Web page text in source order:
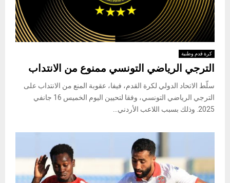
كرة قدم وطنية
الترجي الرياضي التونسي ممنوع من الانتداب
سلّط الاتحاد الدولي لكرة القدم، فيفا، عقوبة المنع من الانتداب على
الترجي الرياضي التونسي، وفقا لتحيين اليوم الخميس 16 جانفي
2025. وذلك بسبب اللاعب الأردني...